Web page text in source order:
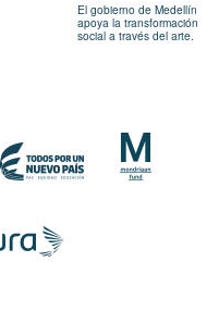
El gobierno de Medellín
apoya la transformación
social a través del arte.